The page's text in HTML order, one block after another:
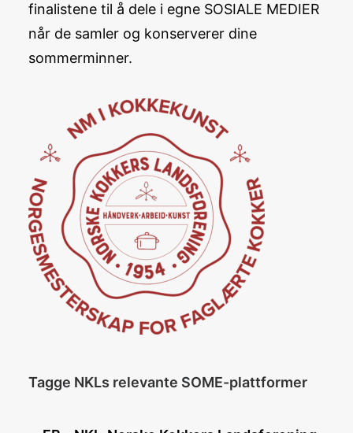
finalistene til å dele i egne SOSIALE MEDIER
når de samler og konserverer dine
sommerminner.
Tagge NKLs relevante SOME-plattformer